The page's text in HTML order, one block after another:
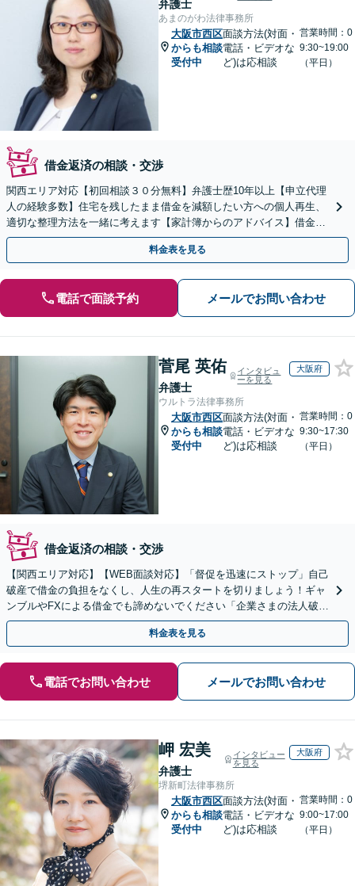
弁護士
あまのがわ法律事務所
大阪市西区
からも相談
受付中
面談方法(対面・
電話・ビデオな
ど)は応相談
営業時間：0
9:30~19:00
（平日）
借金返済の相談・交渉
関西エリア対応【初回相談３０分無料】弁護士歴10年以上【申立代理
人の経験多数】住宅を残したまま借金を減額したい方への個人再生、
適切な整理方法を一緒に考えます【家計簿からのアドバイス】借金を
繰り返さない生活再建を目指しましょう。
料金表を見る
電話で面談予約 メールでお問い合わせ
菅尾 英佑
弁護士
インタビュ
ーを見る
大阪府
ウルトラ法律事務所
大阪市西区
からも相談
受付中
面談方法(対面・
電話・ビデオな
ど)は応相談
営業時間：0
9:30~17:30
（平日）
借金返済の相談・交渉
【関西エリア対応】【WEB面談対応】「督促を迅速にストップ」自己
破産で借金の負担をなくし、人生の再スタートを切りましょう！ギャ
ンブルやFXによる借金でも諦めないでください「企業さまの法人破産
をサポート」【休日・夜間相談可】
料金表を見る
電話でお問い合わせ メールでお問い合わせ
岬 宏美
弁護士
インタビュー
を見る
大阪府
堺新町法律事務所
大阪市西区
からも相談
受付中
面談方法(対面・
電話・ビデオな
ど)は応相談
営業時間：0
9:00~17:00
（平日）